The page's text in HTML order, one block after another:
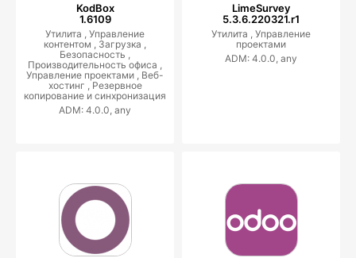
KodBox
1.6109
Утилита , Управление
контентом , Загрузка ,
Безопасность ,
Производительность офиса ,
Управление проектами , Веб-
хостинг ,Резервное
копирование и синхронизация
ADM: 4.0.0, any
LimeSurvey
5.3.6.220321.r1
Утилита , Управление
проектами
ADM: 4.0.0, any